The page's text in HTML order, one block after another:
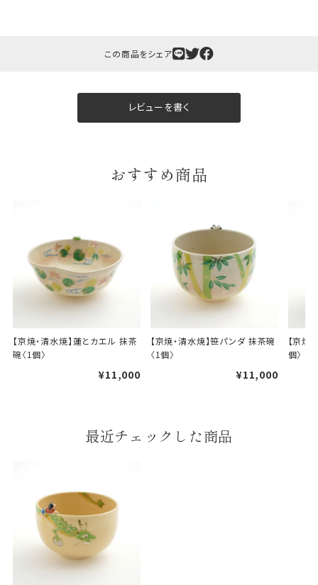
当店でギフト対応の商品をご購入いただきますと、熨
斗（のし）掛け・ギフト包装・手提げ袋を無料サービス
しております。
包装紙について
A
一般的なギフト包装
あります。
この商品をシェア
レビューを書く
おすすめ商品
【京焼・清水焼】蓮とカエル 抹茶
碗〈1個〉
¥11,000
【京焼・清水焼】笹パンダ 抹茶碗
〈1個〉
¥11,000
【京焼
個〉
最近チェックした商品